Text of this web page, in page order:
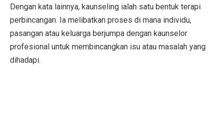
Dengan kata lainnya, kaunseling ialah satu bentuk terapi
perbincangan. Ia melibatkan proses di mana individu,
pasangan atau keluarga berjumpa dengan kaunselor
profesional untuk membincangkan isu atau masalah yang
dihadapi.